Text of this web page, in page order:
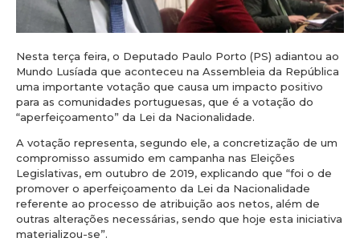
Nesta terça feira, o Deputado Paulo Porto (PS) adiantou ao
Mundo Lusíada que aconteceu na Assembleia da República
uma importante votação que causa um impacto positivo
para as comunidades portuguesas, que é a votação do
“aperfeiçoamento” da Lei da Nacionalidade.
A votação representa, segundo ele, a concretização de um
compromisso assumido em campanha nas Eleições
Legislativas, em outubro de 2019, explicando que “foi o de
promover o aperfeiçoamento da Lei da Nacionalidade
referente ao processo de atribuição aos netos, além de
outras alterações necessárias, sendo que hoje esta iniciativa
materializou-se”.